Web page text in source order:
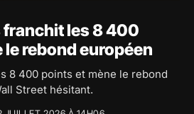
franchit les 8 400
rebond européen
8 400 points et mène le rebond
Street hésitant.